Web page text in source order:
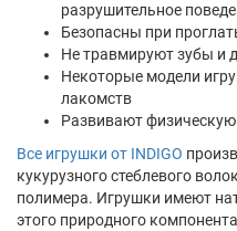
разрушительное
Безопасны при
Не травмируют зубы и
Некоторые модели
лакомств
Развивают
Все игрушки от INDIGO
кукурузного стеблевого
полимера. Игрушки имеют
этого природного